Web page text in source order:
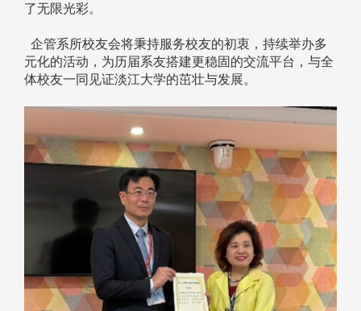
了无限光彩。
企管系所校友会将秉持服务校友的初衷，持续举办多
元化的活动，为历届系友搭建更稳固的交流平台，与全
体校友一同见证淡江大学的茁壮与发展。